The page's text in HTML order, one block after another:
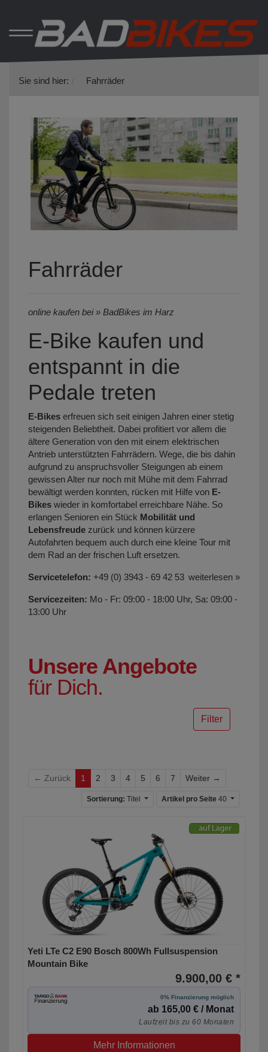
Sie sind hier: Fahrräder
Fahrräder
online kaufen bei » BadBikes im Harz
E-Bike kaufen und
entspannt in die
Pedale treten
E-Bikes erfreuen sich seit einigen Jahren einer stetig
steigenden Beliebtheit. Dabei profitiert vor allem die
ältere Generation von den mit einem elektrischen
Antrieb unterstützten Fahrrädern. Wege, die bis dahin
aufgrund zu anspruchsvoller Steigungen ab einem
gewissen Alter nur noch mit Mühe mit dem Fahrrad
bewältigt werden konnten, rücken mit Hilfe von E-
Bikes wieder in komfortabel erreichbare Nähe. So
erlangen Senioren ein Stück Mobilität und
Lebensfreude zurück und können kürzere
Autofahrten bequem auch durch eine kleine Tour mit
dem Rad an der frischen Luft ersetzen.
weiterlesen »
Servicetelefon: +49 (0) 3943 - 69 42 53
Servicezeiten: Mo - Fr: 09:00 - 18:00 Uhr, Sa: 09:00 -
13:00 Uhr
Unsere Angebote
für Dich.
Filter
← Zurück 1 2 3 4 5 6 7 Weiter →
Sortierung: Titel Artikel pro Seite 40
Yeti LTe C2 E90 Bosch 800Wh Fullsuspension
Mountain Bike
9.900,00 € *
0% Finanzierung möglich
ab 165,00 € / Monat
Laufzeit bis zu 60 Monaten
Mehr Informationen